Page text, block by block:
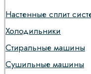
Настенные сплит
Холодильники
Стиральные машины
Сушильные машины